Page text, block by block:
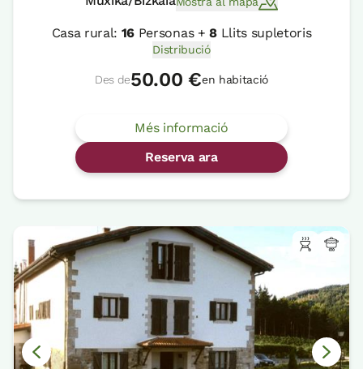
Casa rural: 16 Personas +8Llits supletoris
Distribució
Des de50.00 €en habitació
Més informació
Reserva ara